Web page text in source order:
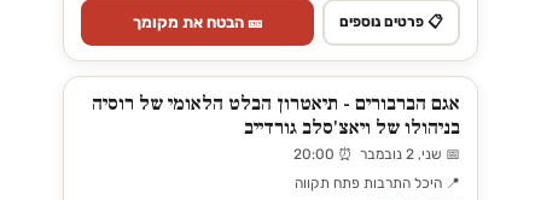
📋 פרטים נוספים 🎫 הבטח את מקומך
אגם הברבורים - תיאטרון הבלט הלאומי של רוסיה
בניהולו של ויאצ'סלב גורדייב
📅 שני, 2 נובמבר ⏰ 20:00
📍 היכל התרבות פתח תקווה